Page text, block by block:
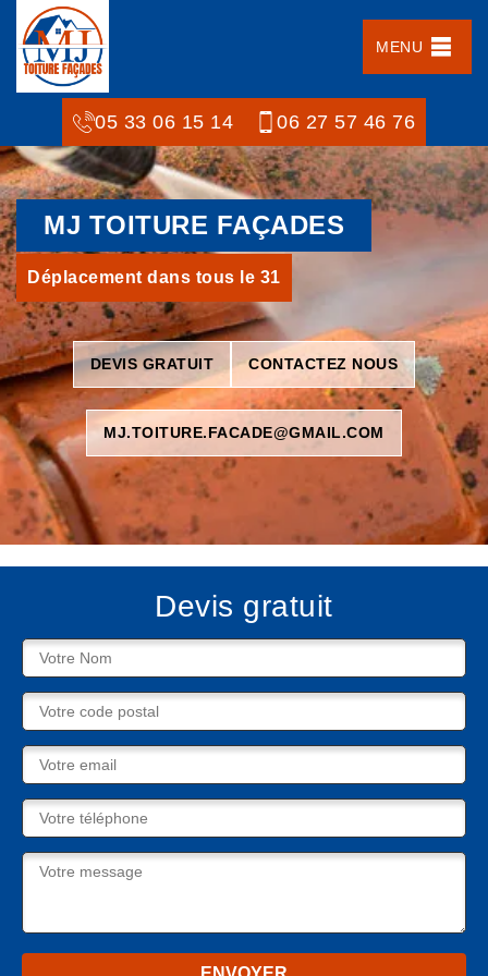
MENU
05 33 06 15 14 06 27 57 46 76
MJ TOITURE FAÇADES
Déplacement dans tous le 31
DEVIS GRATUIT CONTACTEZ NOUS
MJ.TOITURE.FACADE@GMAIL.COM
Devis gratuit